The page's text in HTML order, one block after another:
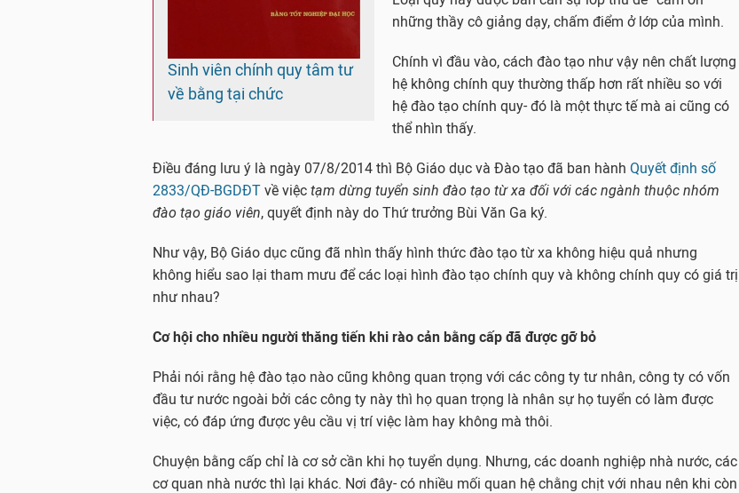
Sinh viên chính quy tâm tư
về bằng tại chức
những thầy cô giảng dạy, chấm điểm ở lớp của mình.
Chính vì đầu vào, cách đào tạo như vậy nên chất lượng
hệ không chính quy thường thấp hơn rất nhiều so với
hệ đào tạo chính quy- đó là một thực tế mà ai cũng có
thể nhìn thấy.
Điều đáng lưu ý là ngày 07/8/2014 thì Bộ Giáo dục và Đào tạo đã ban hành Quyết định số
2833/QĐ-BGDĐT về việc tạm dừng tuyển sinh đào tạo từ xa đối với các ngành thuộc nhóm
đào tạo giáo viên, quyết định này do Thứ trưởng Bùi Văn Ga ký.
Như vậy, Bộ Giáo dục cũng đã nhìn thấy hình thức đào tạo từ xa không hiệu quả nhưng
không hiểu sao lại tham mưu để các loại hình đào tạo chính quy và không chính quy có giá trị
như nhau?
Cơ hội cho nhiều người thăng tiến khi rào cản bằng cấp đã được gỡ bỏ
Phải nói rằng hệ đào tạo nào cũng không quan trọng với các công ty tư nhân, công ty có vốn
đầu tư nước ngoài bởi các công ty này thì họ quan trọng là nhân sự họ tuyển có làm được
việc, có đáp ứng được yêu cầu vị trí việc làm hay không mà thôi.
Chuyện bằng cấp chỉ là cơ sở cần khi họ tuyển dụng. Nhưng, các doanh nghiệp nhà nước, các
cơ quan nhà nước thì lại khác. Nơi đây- có nhiều mối quan hệ chằng chịt với nhau nên khi còn